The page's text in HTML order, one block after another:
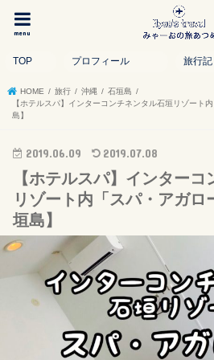
menu
TOP プロフィール 旅行記
HOME 旅行 沖縄
石垣島
【ホテルスパ】インターコンチネンタル石垣リゾート
島】
2019.06.09 2019.07.08
【ホテルスパ】インター
リゾート内「スパ・アガロ
垣島】